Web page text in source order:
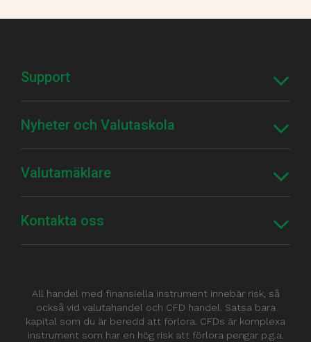
Support
Nyheter och Valutaskola
Valutamäklare
Kontakta oss
All handel med finansiella instrument innebär risk, så
också vid valutahandel och CFD handel. Satsa bara
kapital som du är beredd att förlora. CFDs är komplexa
instrument som har en hög risk att förlora pengar p.g.a.